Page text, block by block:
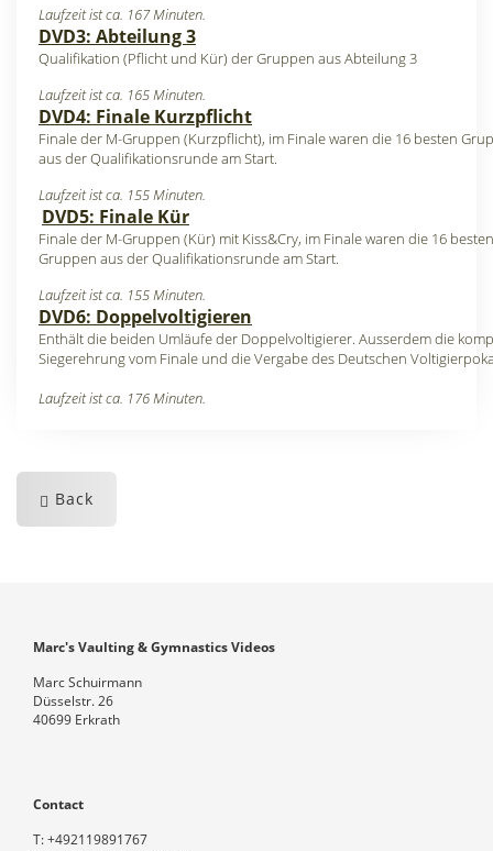
Laufzeit ist ca. 167 Minuten.
DVD3: Abteilung 3
Qualifikation (Pflicht und Kür) der Gruppen aus Abteilung 3
Laufzeit ist ca. 165 Minuten.
DVD4: Finale Kurzpflicht
Finale der M-Gruppen (Kurzpflicht), im Finale waren die 16 besten
aus der Qualifikationsrunde am Start.
Laufzeit ist ca. 155 Minuten.
DVD5: Finale Kür
Finale der M-Gruppen (Kür) mit Kiss&Cry, im Finale waren die 16 besten
Gruppen aus der Qualifikationsrunde am Start.
Laufzeit ist ca. 155 Minuten.
DVD6: Doppelvoltigieren
Enthält die beiden Umläufe der Doppelvoltigierer. Ausserdem die
Siegerehrung vom Finale und die Vergabe des Deutschen
Laufzeit ist ca. 176 Minuten.
Back
Marc's Vaulting & Gymnastics Videos
Marc Schuirmann
Düsselstr. 26
40699 Erkrath
Contact
T:+492119891767